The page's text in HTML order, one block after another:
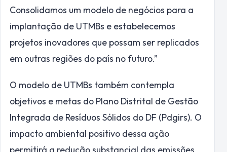
Consolidamos um modelo de negócios para a
implantação de UTMBs e estabelecemos
projetos inovadores que possam ser replicados
em outras regiões do país no futuro.”
O modelo de UTMBs também contempla
objetivos e metas do Plano Distrital de Gestão
Integrada de Resíduos Sólidos do DF (Pdgirs). O
impacto ambiental positivo dessa ação
permitirá a redução substancial das emissões